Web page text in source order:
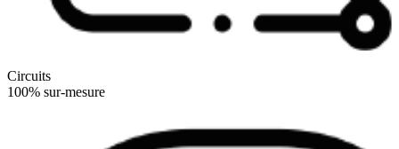
Circuits
100% sur-mesure